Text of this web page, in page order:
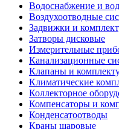
Водоснабжение и
Воздухоотводные
Задвижки и
Затворы дисковые
Измерительные
Канализационные
Клапаны и
Климатические
Коллекторное
Компенсаторы и
Конденсатоотводы
Краны шаровые